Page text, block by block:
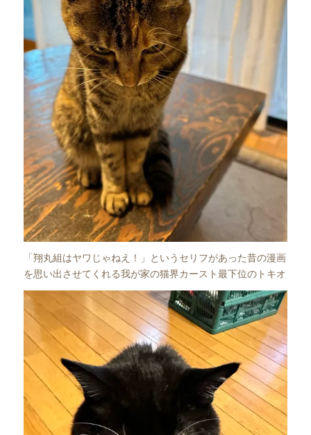
「翔丸組はヤワじゃねえ！」というセリフがあった昔の漫画
を思い出させてくれる我が家の猫界カースト最下位のトキオ